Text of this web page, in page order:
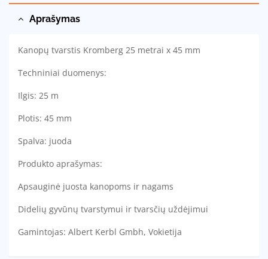
Aprašymas
Kanopų tvarstis Kromberg 25 metrai x 45 mm
Techniniai duomenys:
Ilgis: 25 m
Plotis: 45 mm
Spalva: juoda
Produkto aprašymas:
Apsauginė juosta kanopoms ir nagams
Didelių gyvūnų tvarstymui ir tvarsčių uždėjimui
Gamintojas: Albert Kerbl Gmbh, Vokietija